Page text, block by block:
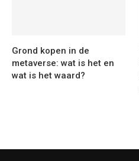
Grond kopen in de
metaverse: wat is het en
wat is het waard?